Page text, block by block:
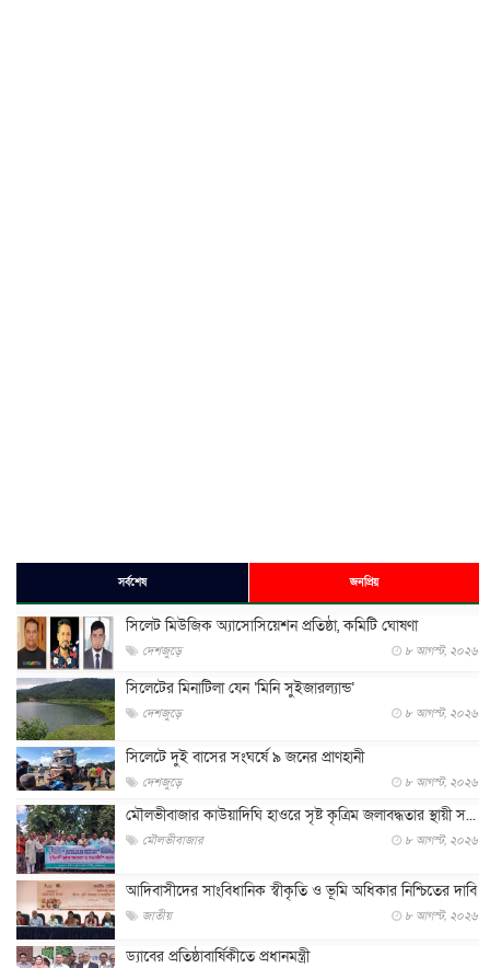
সর্বশেষ জনপ্রিয়
সিলেট মিউজিক অ্যাসোসিয়েশন প্রতিষ্ঠা, কমিটি ঘোষণা
দেশজুড়ে ৮ আগস্ট, ২০২৬
সিলেটের মিনাটিলা যেন ‘মিনি সুইজারল্যান্ড’
দেশজুড়ে ৮ আগস্ট, ২০২৬
সিলেটে দুই বাসের সংঘর্ষে ৯ জনের প্রাণহানী
দেশজুড়ে ৮ আগস্ট, ২০২৬
মৌলভীবাজার কাউয়াদিঘি হাওরে সৃষ্ট কৃত্রিম জলাবদ্ধতার স্থায়ী স...
মৌলভীবাজার ৮ আগস্ট, ২০২৬
আদিবাসীদের সাংবিধানিক স্বীকৃতি ও ভূমি অধিকার নিশ্চিতের দাবি
জাতীয় ৮ আগস্ট, ২০২৬
ড্যাবের প্রতিষ্ঠাবার্ষিকীতে প্রধানমন্ত্রী